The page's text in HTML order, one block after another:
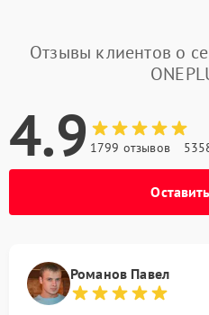
Отзывы клиентов о
4.9 1799 отзывов
Романов Павел